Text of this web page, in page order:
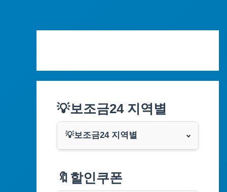
💡보조금24 지역별
💡보조금24 지역별
부산광역시
🔖할인쿠폰